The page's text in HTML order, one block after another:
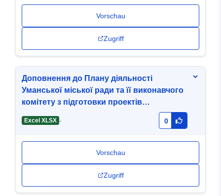
Vorschau
Zugriff
Доповнення до Плану діяльності
Уманської міської ради та її виконавчого
комітету з підготовки проектів
Excel XLSX - 0
Vorschau
Zugriff